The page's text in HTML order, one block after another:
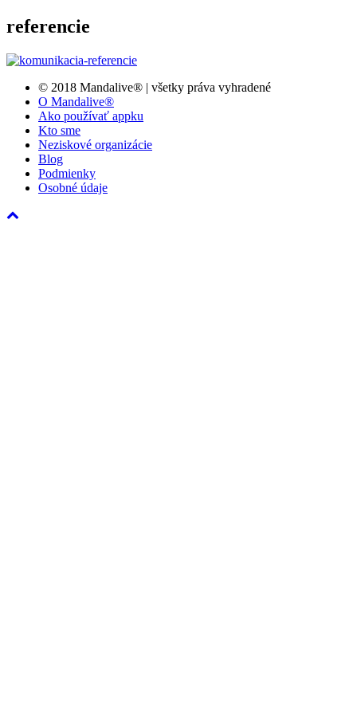
referencie
© 2018 Mandalive® | všetky práva vyhradené
O Mandalive®
Ako používať appku
Kto sme
Neziskové organizácie
Blog
Podmienky
Osobné údaje